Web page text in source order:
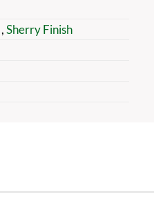
,Sherry Finish